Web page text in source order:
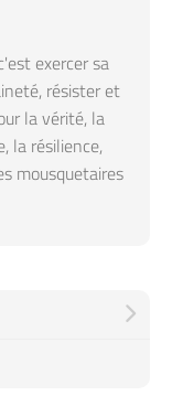
exercer sa
résister et
la vérité, la
la résilience,
mousquetaires